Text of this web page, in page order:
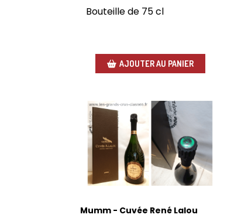
Bouteille de 75 cl
AJOUTER AU PANIER
Mumm - Cuvée René Lalou